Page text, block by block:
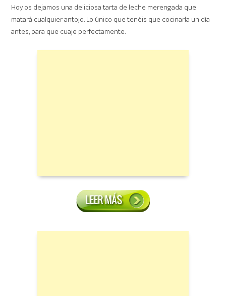
Hoy os dejamos una deliciosa tarta de leche merengada que
matará cualquier antojo. Lo único que tenéis que cocinarla un día
antes, para que cuaje perfectamente.